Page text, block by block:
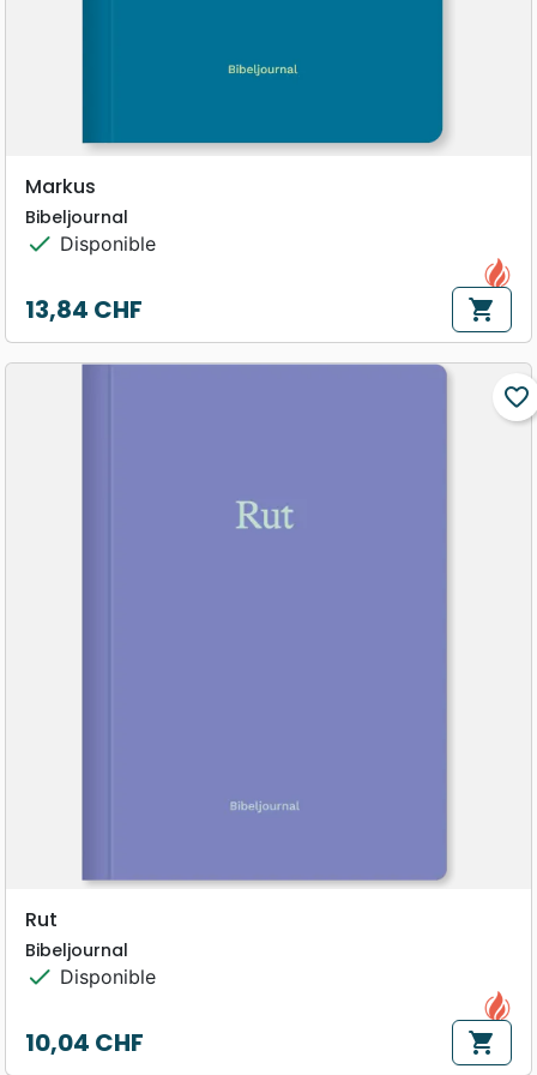
Markus
Bibeljournal
check Disponible
Prix
13,84 CHF shopping_cart
favorite_border
Rut
Bibeljournal
check Disponible
Prix
10,04 CHF shopping_cart